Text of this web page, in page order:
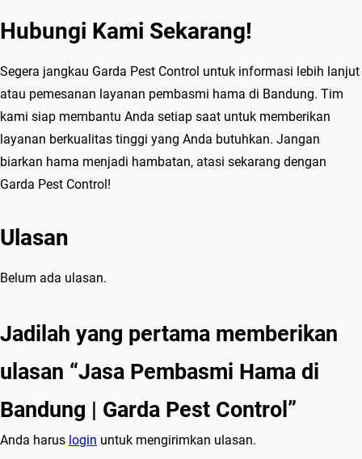
Hubungi Kami Sekarang!
Segera jangkau Garda Pest Control untuk informasi lebih lanjut
atau pemesanan layanan pembasmi hama di Bandung. Tim
kami siap membantu Anda setiap saat untuk memberikan
layanan berkualitas tinggi yang Anda butuhkan. Jangan
biarkan hama menjadi hambatan, atasi sekarang dengan
Garda Pest Control!
Ulasan
Belum ada ulasan.
Jadilah yang pertama memberikan
ulasan “Jasa Pembasmi Hama di
Bandung | Garda Pest Control”
Anda harus login untuk mengirimkan ulasan.